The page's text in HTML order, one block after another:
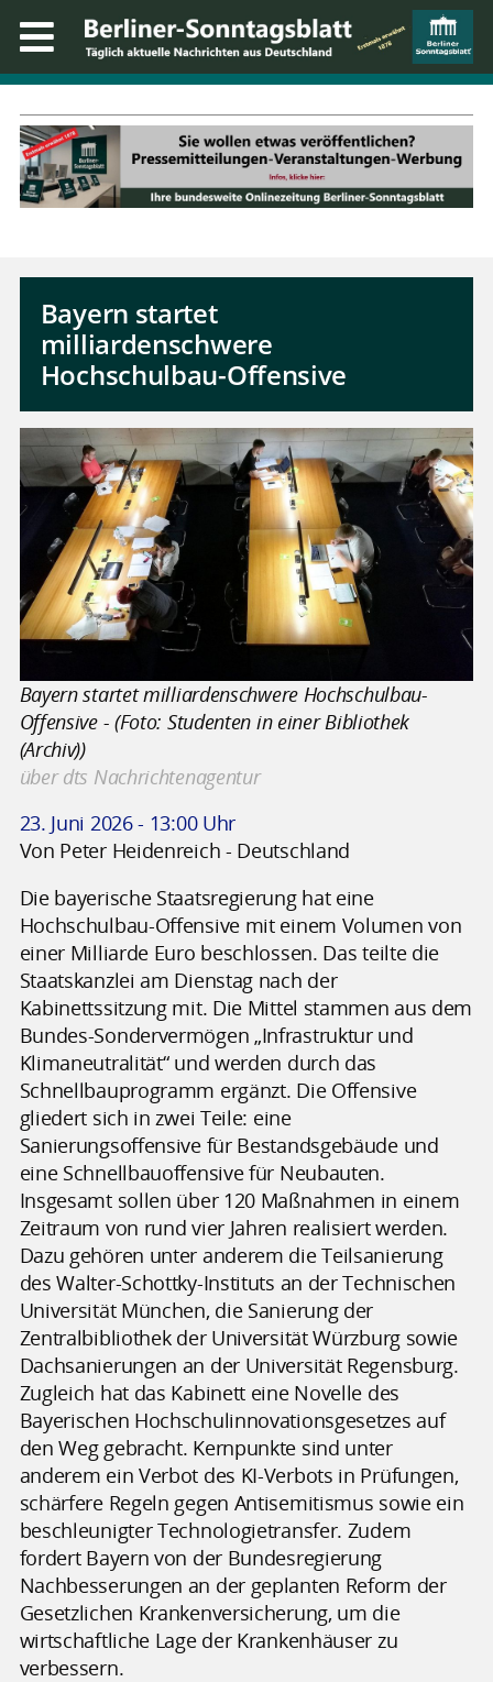
Bayern startet
milliardenschwere
Hochschulbau-Offensive
Bayern startet milliardenschwere Hochschulbau-
Offensive - (Foto: Studenten in einer Bibliothek
(Archiv))
über dts Nachrichtenagentur
23. Juni 2026 - 13:00 Uhr
Von Peter Heidenreich - Deutschland
Die bayerische Staatsregierung hat eine
Hochschulbau-Offensive mit einem Volumen von
einer Milliarde Euro beschlossen. Das teilte die
Staatskanzlei am Dienstag nach der
Kabinettssitzung mit. Die Mittel stammen aus dem
Bundes-Sondervermögen „Infrastruktur und
Klimaneutralität“ und werden durch das
Schnellbauprogramm ergänzt. Die Offensive
gliedert sich in zwei Teile: eine
Sanierungsoffensive für Bestandsgebäude und
eine Schnellbauoffensive für Neubauten.
Insgesamt sollen über 120 Maßnahmen in einem
Zeitraum von rund vier Jahren realisiert werden.
Dazu gehören unter anderem die Teilsanierung
des Walter-Schottky-Instituts an der Technischen
Universität München, die Sanierung der
Zentralbibliothek der Universität Würzburg sowie
Dachsanierungen an der Universität Regensburg.
Zugleich hat das Kabinett eine Novelle des
Bayerischen Hochschulinnovationsgesetzes auf
den Weg gebracht. Kernpunkte sind unter
anderem ein Verbot des KI-Verbots in Prüfungen,
schärfere Regeln gegen Antisemitismus sowie ein
beschleunigter Technologietransfer. Zudem
fordert Bayern von der Bundesregierung
Nachbesserungen an der geplanten Reform der
Gesetzlichen Krankenversicherung, um die
wirtschaftliche Lage der Krankenhäuser zu
verbessern.